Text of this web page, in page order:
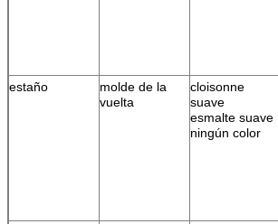
estaño
molde de la
vuelta
cloisonne
suave
esmalte suave
ningún color